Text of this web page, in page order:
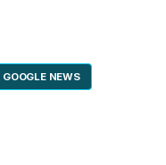
GOOGLE NEWS